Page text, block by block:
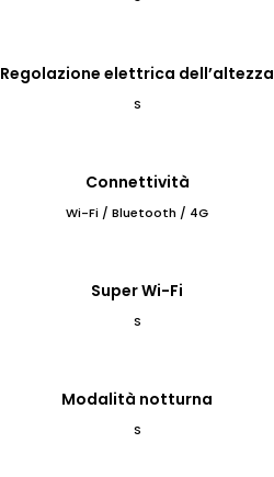
Regolazione elettrica dell’altezza
S
Connettività
Wi-Fi / Bluetooth / 4G
Super Wi-Fi
S
Modalità notturna
S